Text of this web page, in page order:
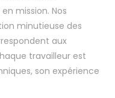
mission. Nos
minutieuse des
aux
travailleur est
son expérience